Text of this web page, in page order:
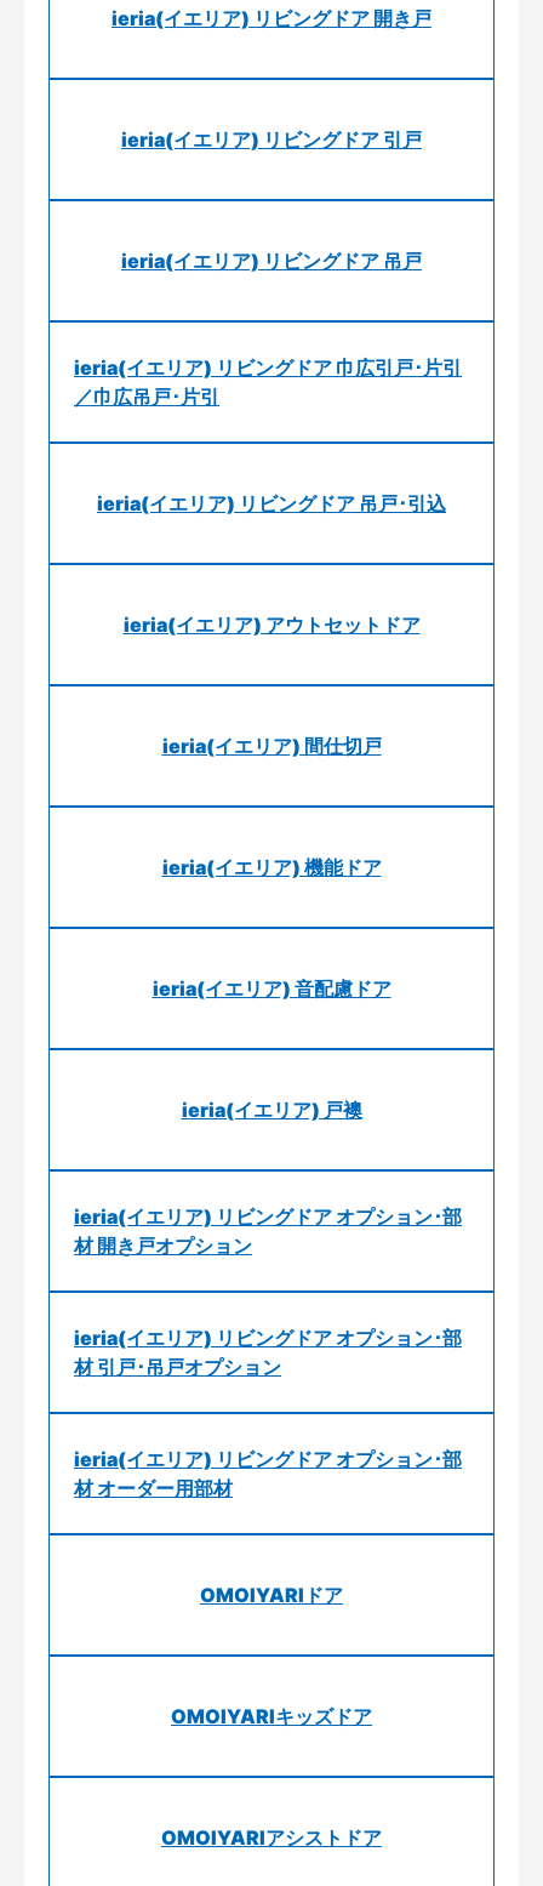
ieria(イエリア) リビングドア 開き戸
ieria(イエリア) リビングドア 引戸
ieria(イエリア) リビングドア 吊戸
ieria(イエリア) リビングドア 巾広引戸･片引
／巾広吊戸･片引
ieria(イエリア) リビングドア 吊戸･引込
ieria(イエリア) アウトセットドア
ieria(イエリア) 間仕切戸
ieria(イエリア) 機能ドア
ieria(イエリア) 音配慮ドア
ieria(イエリア) 戸襖
ieria(イエリア) リビングドア オプション･部
材 開き戸オプション
ieria(イエリア) リビングドア オプション･部
材 引戸･吊戸オプション
ieria(イエリア) リビングドア オプション･部
材 オーダー用部材
OMOIYARIドア
OMOIYARIキッズドア
OMOIYARIアシストドア